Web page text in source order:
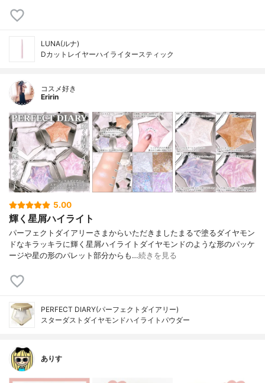
LUNA(ルナ)
Dカットレイヤーハイライタースティック
コスメ好き
Eririn
5.00
輝く星屑ハイライト
パーフェクトダイアリーさまからいただきましたまるで塗るダイヤモン
ドなキラッキラに輝く星屑ハイライトダイヤモンドのような形のパッケ
ージや星の形のパレット部分からも…続きを見る
PERFECT DIARY(パーフェクトダイアリー)
スターダストダイヤモンドハイライトパウダー
ありす